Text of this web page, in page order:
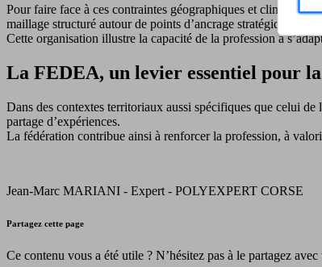
Pour faire face à ces contraintes géographiques et
maillage structuré autour de points d’ancrage stratégiques
Cette organisation illustre la capacité de la profession à
La FEDEA, un levier essentiel pour
Dans des contextes territoriaux aussi spécifiques que celui
partage d’expériences.
La fédération contribue ainsi à renforcer la profession, à
Jean-Marc MARIANI - Expert - POLYEXPERT CORSE
Partagez cette page
Ce contenu vous a été utile ? N’hésitez pas à le partagez avec